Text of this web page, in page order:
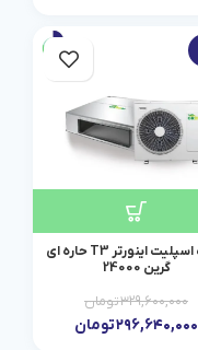
داکت اسپلیت اینورتر T3 حاره ای
گرین 24000
۳۲۹,۶۰۰,۰۰۰تومان
۲۹۶,۶۴۰,۰۰۰تومان